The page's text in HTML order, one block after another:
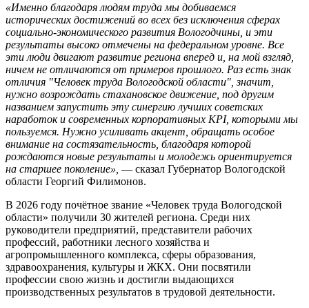
«Именно благодаря людям труда мы добиваемся
исторических достижений во всех без исключения сферах
социально-экономического развития Вологодчины, и эти
результаты высоко отмечены на федеральном уровне. Все
эти люди двигают развитие региона вперед и, на мой взгляд,
ничем не отличаются от примеров прошлого. Раз есть знак
отличия "Человек труда Вологодской области", значит,
нужно возрождать стахановское движение, под другим
названием запустить эту синергию лучших советских
наработок и современных корпоративных KPI, которыми мы
пользуемся. Нужно усиливать акцент, обращать особое
внимание на состязательность, благодаря которой
рождаются новые результаты и молодежь ориентируется
на старшее поколение», — сказал Губернатор Вологодской
области Георгий Филимонов.
В 2026 году почётное звание «Человек труда Вологодской
области» получили 30 жителей региона. Среди них
руководители предприятий, представители рабочих
профессий, работники лесного хозяйства и
агропромышленного комплекса, сферы образования,
здравоохранения, культуры и ЖКХ. Они посвятили
профессии свою жизнь и достигли выдающихся
производственных результатов в трудовой деятельности.